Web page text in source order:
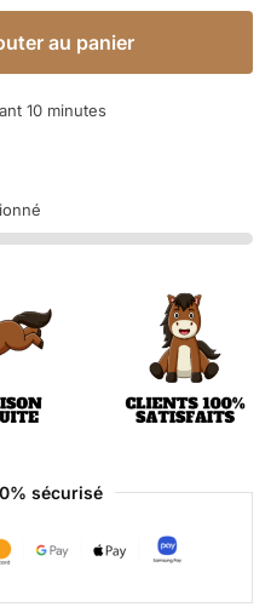
au panier
10 minutes
sécurisé